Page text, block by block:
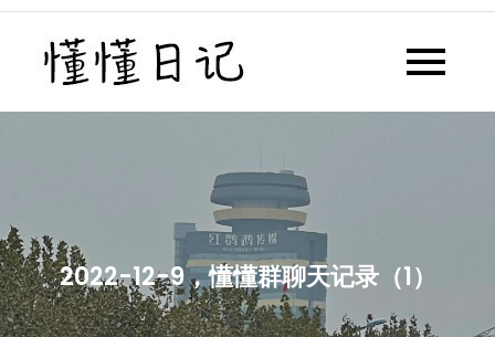
Skip
content
懂懂日记网每天同步更新懂懂学
2022-12-9，懂懂群聊天记录（1）